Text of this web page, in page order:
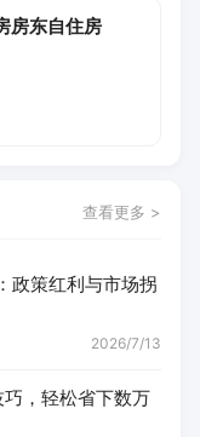
房东自住房
查看更多 >
政策红利与市场拐
2026/7/13
，轻松省下数万